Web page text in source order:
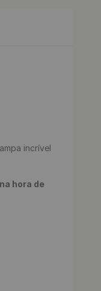
hora de